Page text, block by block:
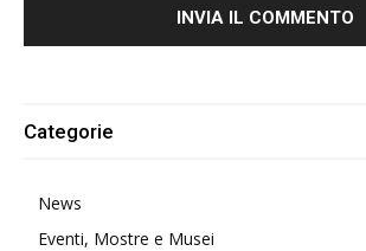
Categorie
News
Eventi, Mostre e Musei